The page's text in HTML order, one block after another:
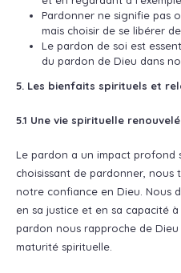
Pardonner ne signifie pas
mais choisir de se libérer
Le pardon de soi est
du pardon de Dieu dans
5. Les bienfaits spirituels et
5.1 Une vie spirituelle
Le pardon a un impact profond
choisissant de pardonner,
notre confiance en Dieu. Nous
en sa justice et en sa capacité
pardon nous rapproche de
maturité spirituelle.